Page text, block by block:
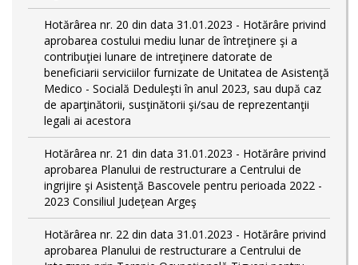
Hotărârea nr. 20 din data 31.01.2023 - Hotărâre privind
aprobarea costului mediu lunar de întreţinere şi a
contribuţiei lunare de intreţinere datorate de
beneficiarii serviciilor furnizate de Unitatea de Asistenţă
Medico - Socială Deduleşti în anul 2023, sau după caz
de aparţinătorii, susţinătorii şi/sau de reprezentanţii
legali ai acestora
Hotărârea nr. 21 din data 31.01.2023 - Hotărâre privind
aprobarea Planului de restructurare a Centrului de
ingrijire şi Asistenţă Bascovele pentru perioada 2022 -
2023 Consiliul Judeţean Argeş
Hotărârea nr. 22 din data 31.01.2023 - Hotărâre privind
aprobarea Planului de restructurare a Centrului de